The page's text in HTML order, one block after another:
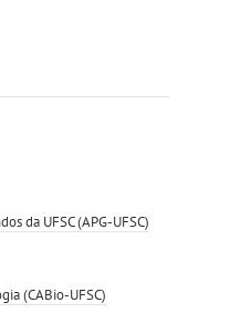
da UFSC (APG-UFSC)
(CABio-UFSC)